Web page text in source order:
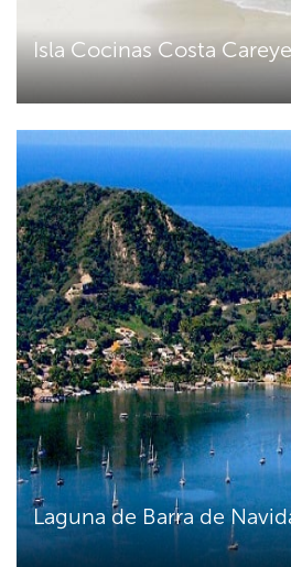
Isla Cocinas Costa
Laguna de Barra de